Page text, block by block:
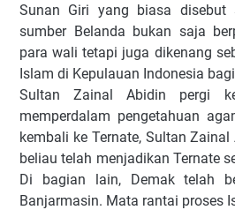
Sunan Giri yang biasa disebut
sumber Belanda bukan saja
para wali tetapi juga dikenang
Islam di Kepulauan Indonesia
Sultan Zainal Abidin pergi
memperdalam pengetahuan
kembali ke Ternate, Sultan
beliau telah menjadikan Ternate
Di bagian lain, Demak telah
Banjarmasin. Mata rantai proses